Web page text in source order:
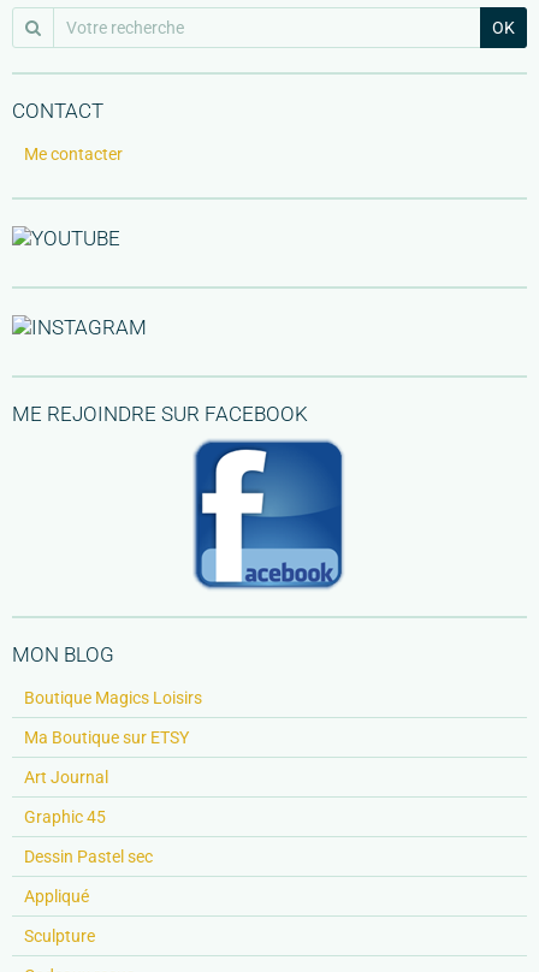
OK
CONTACT
Me contacter
ME REJOINDRE SUR FACEBOOK
MON BLOG
Boutique Magics Loisirs
Ma Boutique sur ETSY
Art Journal
Graphic 45
Dessin Pastel sec
Appliqué
Sculpture